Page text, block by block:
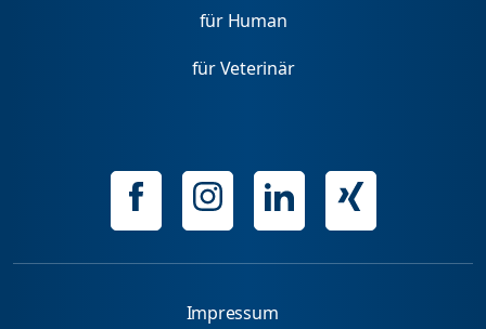
für Human
für Veterinär
Impressum